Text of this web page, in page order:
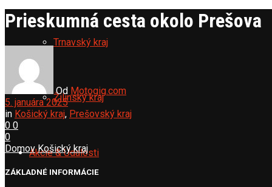
Trnavský kraj
Žilinský kraj
Akcie & Udalosti
Prieskumná cesta okolo Prešova
Od Motogig.com
5. januára 2025
in Košický kraj, Prešovský kraj
0 0
0
Domov Košický kraj
ZÁKLADNÉ INFORMÁCIE